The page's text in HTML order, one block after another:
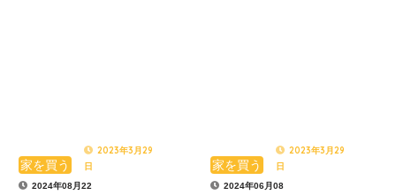
家を買う
2023年3月29
日
2024年08月22
家を買う
2023年3月29
日
2024年06月08